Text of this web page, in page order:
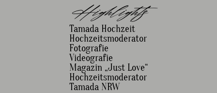
Highlights
Tamada Hochzeit
Hochzeitsmoderator
Fotografie
Videografie
Magazin „Just Love“
Hochzeitsmoderator
Tamada NRW